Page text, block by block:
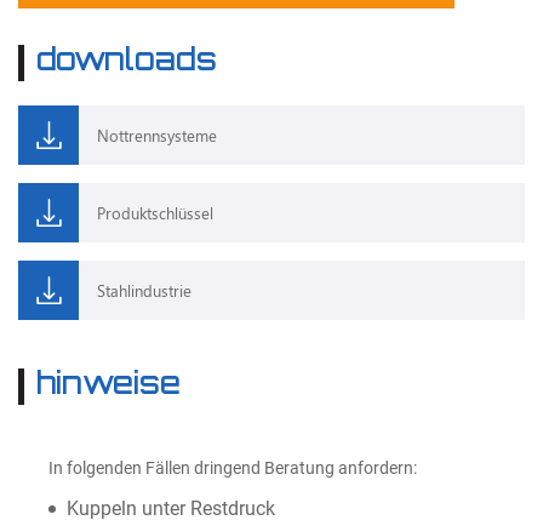
downloads
Nottrennsysteme
Produktschlüssel
Stahlindustrie
hinweise
In folgenden Fällen dringend Beratung anfordern:
Kuppeln unter Restdruck